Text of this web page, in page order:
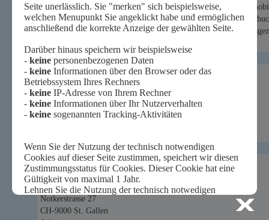
der Klasse arbeiten vier Studierende und eine Person aus dem
mobiLLab als stationäres Angebot an der PHSG in St.Gallen
MobiLLab wurde im Jahr 2012 mit dem Worlddidac-Award
Besucher-Adresse:
Pädagogische Hochschule St.Gallen
Institut MNT
Notkerstrasse 27
9000 St. Gallen
Post-Adresse:
Pädagogische Hochschule St.Gallen
Institut MNT
Notkerstrasse 27
CH-9000 St. Gallen